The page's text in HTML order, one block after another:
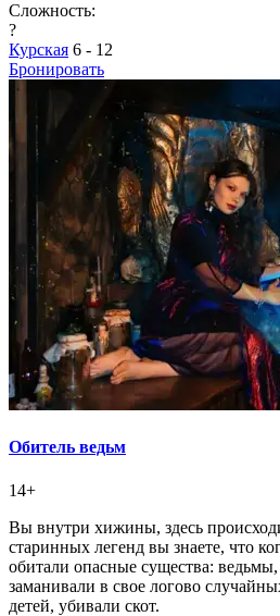
Сложность:
?
Курская 6 - 12
Бронировать
Обитель ведьм
14+
Вы внутри хижины, здесь
старинных легенд вы знаете, что
обитали опасные существа:
заманивали в свое логово
детей, убивали скот.